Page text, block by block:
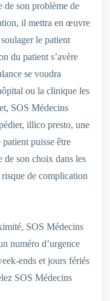
de son problème de
il mettra en œuvre
le patient
du patient s’avère
se voudra
ou la clinique les
SOS Médecins
illico presto, une
puisse être
de son choix dans les
de complication
SOS Médecins
numéro d’urgence
ends et jours fériés
SOS Médecins